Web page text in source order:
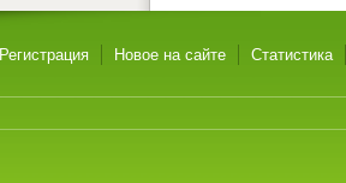
Регистрация Новое на сайте Статистика